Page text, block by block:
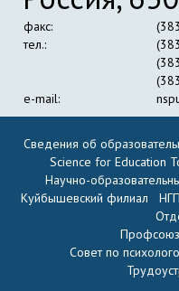
факс:
тел.:
e-mail:
Сведения об
Science for Education
Научно-
Куйбышевский филиал
Совет по